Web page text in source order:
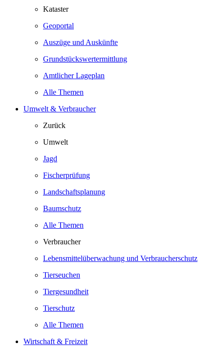
Kataster
Geoportal
Auszüge und Auskünfte
Grundstückswertermittlung
Amtlicher Lageplan
Alle Themen
Umwelt & Verbraucher
Zurück
Umwelt
Jagd
Fischerprüfung
Landschaftsplanung
Baumschutz
Alle Themen
Verbraucher
Lebensmittelüberwachung und Verbraucherschutz
Tierseuchen
Tiergesundheit
Tierschutz
Alle Themen
Wirtschaft & Freizeit